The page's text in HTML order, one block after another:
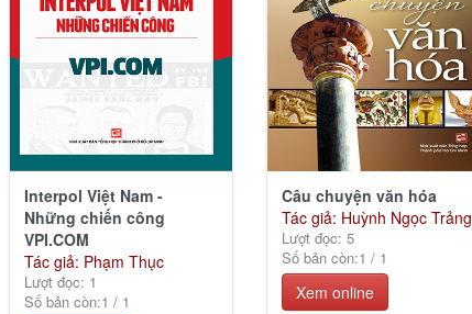
Interpol Việt Nam -
Những chiến công
VPI.COM
Tác giả: Phạm Thục
Lượt đọc: 1
Số bản còn:1 /1
Câu chuyện văn hóa
Tác giả: Huỳnh Ngọc Trảng
Lượt đọc: 5
Số bản còn:1 /1
Xem online